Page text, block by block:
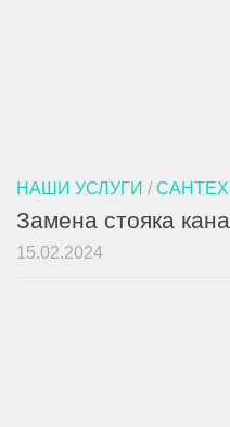
НАШИ УСЛУГИ /
Замена стояка
15.02.2024